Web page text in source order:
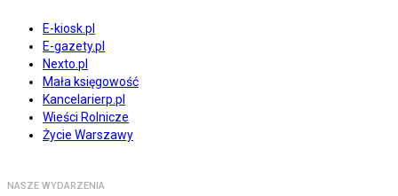
E-kiosk.pl
E-gazety.pl
Nexto.pl
Mała księgowość
Kancelarierp.pl
Wieści Rolnicze
Życie Warszawy
NASZE WYDARZENIA